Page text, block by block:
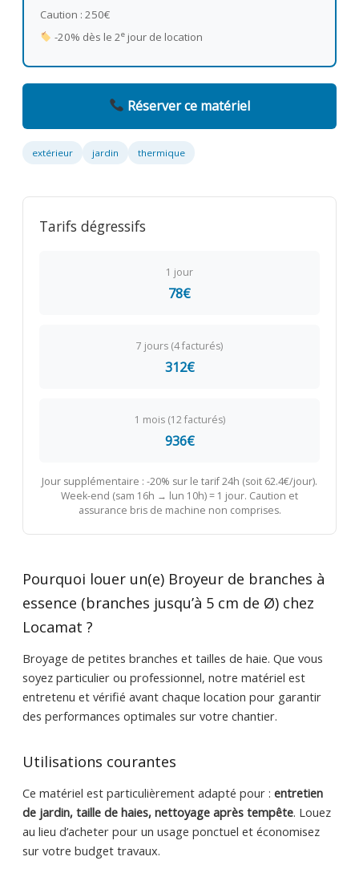
Caution : 250€
-20% dès le 2ejour de location
Réserver ce matériel
extérieur jardin thermique
Tarifs dégressifs
1 jour
78€
7 jours (4 facturés)
312€
1 mois (12 facturés)
936€
Jour supplémentaire : -20% sur le tarif 24h (soit 62.4€/jour).
Week-end (sam 16h → lun 10h) = 1 jour. Caution et
assurance bris de machine non comprises.
Pourquoi louer un(e) Broyeur de branches à
essence (branches jusqu’à 5 cm de Ø) chez
Locamat ?
Broyage de petites branches et tailles de haie. Que vous
soyez particulier ou professionnel, notre matériel est
entretenu et vérifié avant chaque location pour garantir
des performances optimales sur votre chantier.
Utilisations courantes
Ce matériel est particulièrement adapté pour : entretien
de jardin, taille de haies, nettoyage après tempête. Louez
au lieu d’acheter pour un usage ponctuel et économisez
sur votre budget travaux.